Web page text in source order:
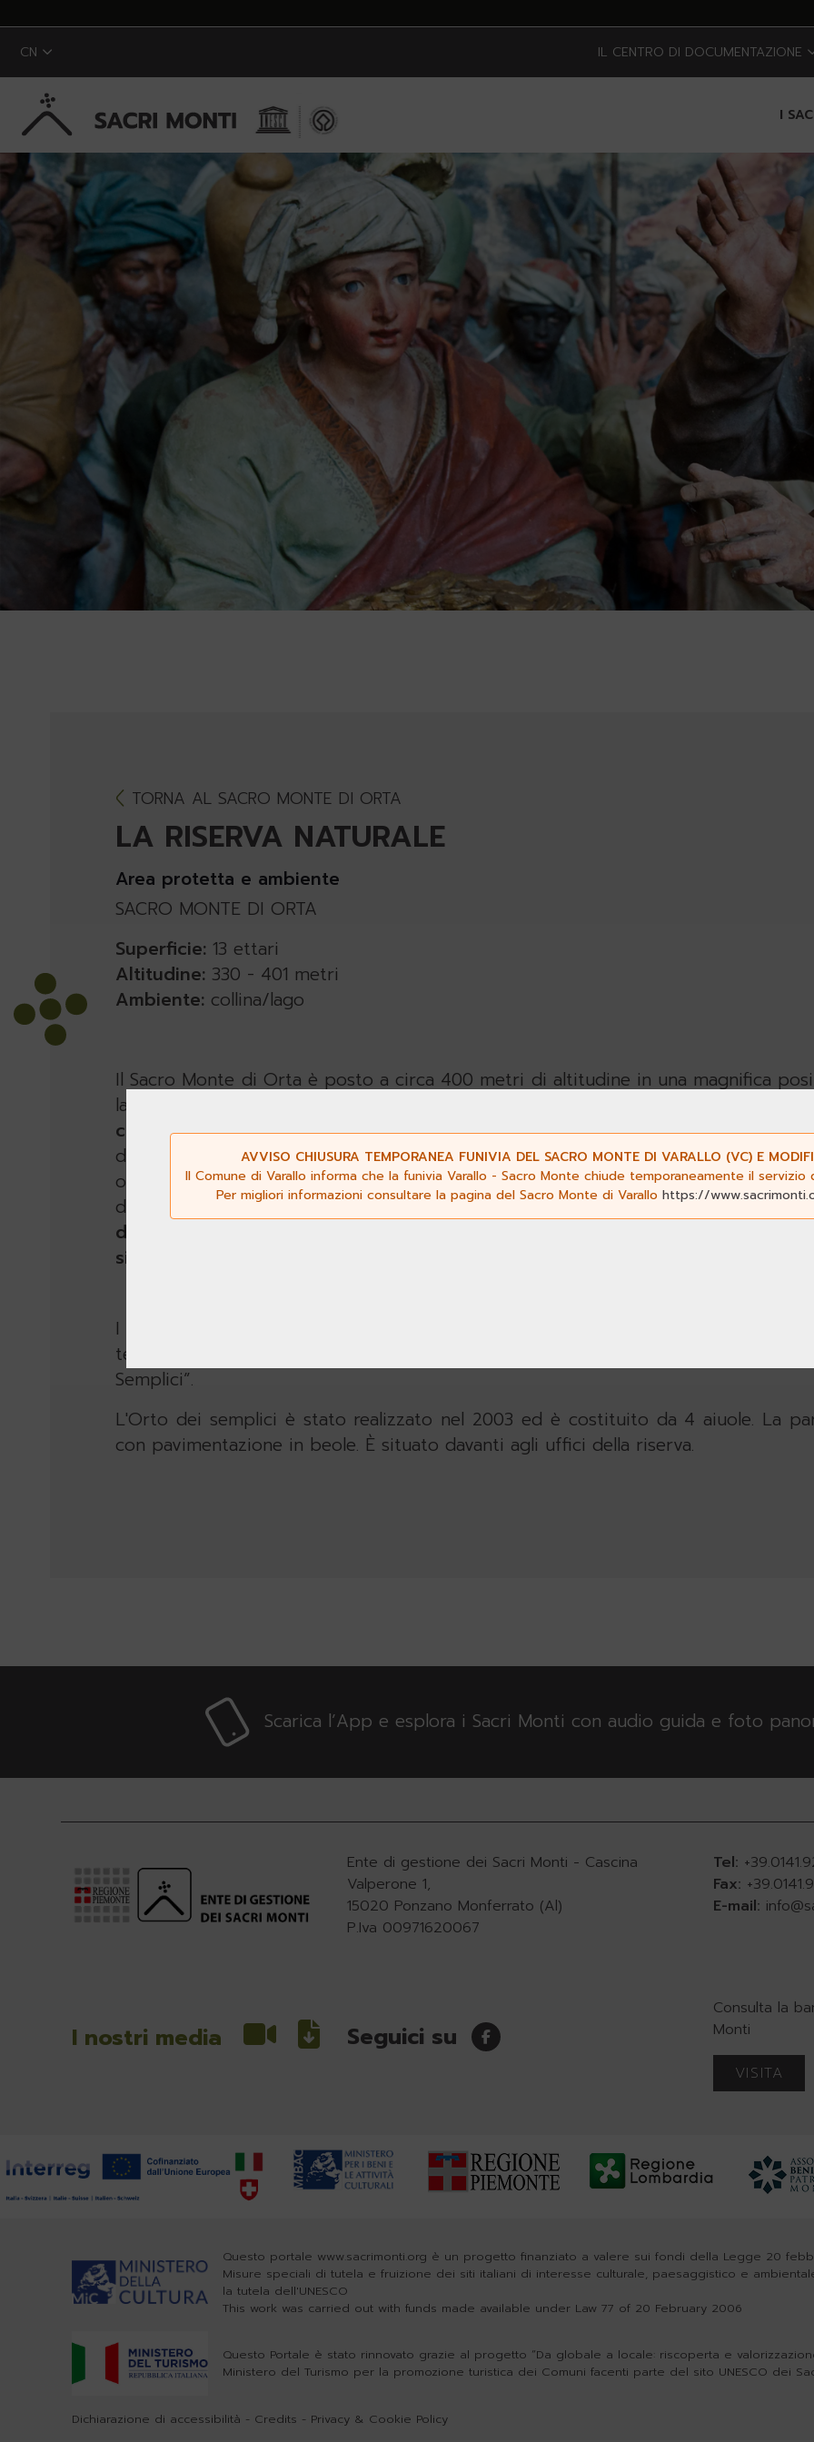
跳转到主内容
CN IL CENTRO DI DOCUMENTAZIONE
I
TORNA AL SACRO MONTE DI ORTA
LA RISERVA NATURALE
Area protetta e ambiente
SACRO MONTE DI ORTA
Superficie: 13 ettari
Altitudine: 330 - 401 metri
Ambiente: collina/lago
Il Sacro Monte di Orta è posto a circa 400 metri di altitudine in una magnifica
lago. Un tempo le sue pendici erano scandite da
cedui di castagno. La sommità era coperta dallaSelva di San Nicolao. Il
due zone: le pendici della collina con i boschi di latifogliee l’area
organizzata per fare da complemento alle architetture. Arbusti esiepi di
disposte artificiosamenteper guidare il pellegrino lungo il percorsoreligioso.
d’ombra e raccoglimento alternate a spettacolari squarci di visuale
sul
silvestre, il tasso, il faggio, l’agrifoglio e carpini secolari
I primi orti botanici
terapeutiche e venivano somministrate singolarmente
(la preparazione dei
Semplici”.
L'Orto dei semplici è stato realizzato nel 2003 ed è costituito da 4 aiuole. La
con pavimentazione in beole. È situato davanti agli uffici della riserva.
Scarica l’App e esplora i Sacri Monti con audio guida e foto
Ente di gestione dei Sacri Monti - Cascina
Valperone 1,
15020 Ponzano Monferrato (Al)
P.Iva 00971620067
Tel:
Fax:
E-mail:
I nostri media Seguici su
Consulta la
Monti
VISITA
Questo portale www.sacrimonti.org è un progetto finanziato a valere sui fondi della Legge 20
Misure speciali di tutela e fruizione dei siti italiani di interesse culturale, paesaggistico e
la tutela dell'UNESCO
This work was carried out with funds made available under Law 77 of 20 February 2006
Questo Portale è stato rinnovato grazie al progetto “Da globale a locale: riscoperta e
Ministero del Turismo per la promozione turistica dei Comuni facenti parte del sito UNESCO dei
Dichiarazione di accessibilità - Credits - Privacy & Cookie Policy
AVVISO CHIUSURA TEMPORANEA FUNIVIA DEL SACRO MONTE DI VARALLO (VC) E
Il Comune di Varallo informa che la funivia Varallo - Sacro Monte chiude temporaneamente il
Per migliori informazioni consultare la pagina del Sacro Monte di Varallo https://